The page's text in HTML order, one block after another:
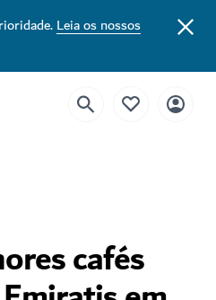
Leia os nossos
cafés